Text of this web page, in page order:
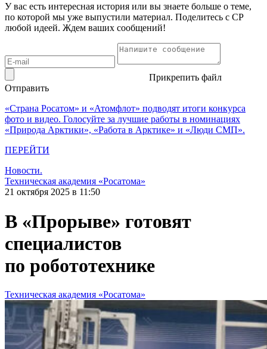
У вас есть интересная история или вы знаете больше о теме,
по которой мы уже выпустили материал. Поделитесь с СР
любой идеей. Ждем ваших сообщений!
Прикрепить файл
Отправить
«Страна Росатом» и «Атомфлот» подводят итоги конкурса
фото и видео. Голосуйте за лучшие работы в номинациях
«Природа Арктики», «Работа в Арктике» и «Люди СМП».
ПЕРЕЙТИ
Новости.
Техническая академия «Росатома»
21 октября 2025 в 11:50
В «Прорыве» готовят
специалистов
по робототехнике
Техническая академия «Росатома»